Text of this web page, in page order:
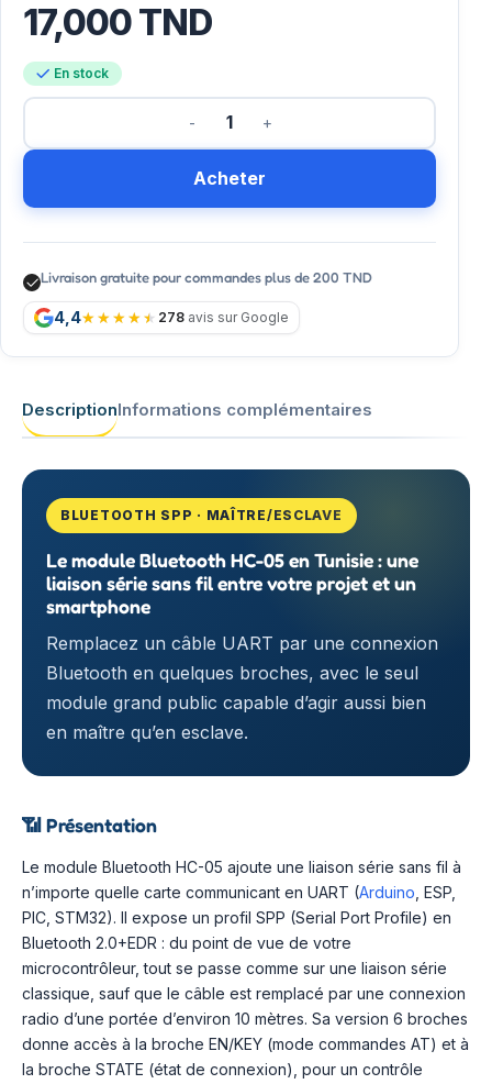
17,000TND
En stock
Acheter
Livraison gratuite pour commandes plus de 200 TND
4,4 278 avis sur Google
DescriptionInformations complémentaires
BLUETOOTH SPP · MAÎTRE/ESCLAVE
Le module Bluetooth HC-05 en Tunisie : une
liaison série sans fil entre votre projet et un
smartphone
Remplacez un câble UART par une connexion
Bluetooth en quelques broches, avec le seul
module grand public capable d’agir aussi bien
en maître qu’en esclave.
📶 Présentation
Le module Bluetooth HC-05 ajoute une liaison série sans fil à
n’importe quelle carte communicant en UART (Arduino , ESP,
PIC, STM32). Il expose un profil SPP (Serial Port Profile) en
Bluetooth 2.0+EDR : du point de vue de votre
microcontrôleur, tout se passe comme sur une liaison série
classique, sauf que le câble est remplacé par une connexion
radio d’une portée d’environ 10 mètres. Sa version 6 broches
donne accès à la broche EN/KEY (mode commandes AT) et à
la broche STATE (état de connexion), pour un contrôle